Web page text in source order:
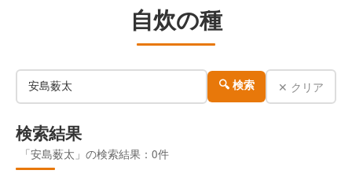
自炊の種
🔍 検索 ✕ クリア
検索結果
「安島薮太」の検索結果：0件